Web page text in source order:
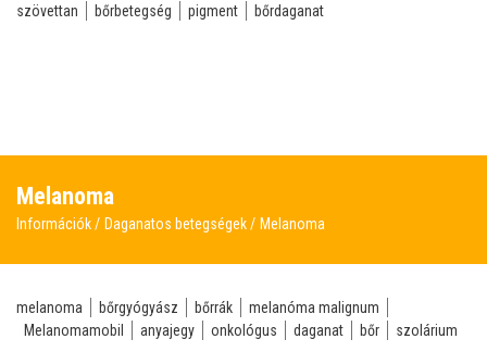
szövettan bőrbetegség pigment bőrdaganat
Melanoma
Információk Daganatos betegségek Melanoma
melanoma bőrgyógyász bőrrák
melanóma malignum
Melanomamobil
anyajegy onkológus daganat bőr szolárium